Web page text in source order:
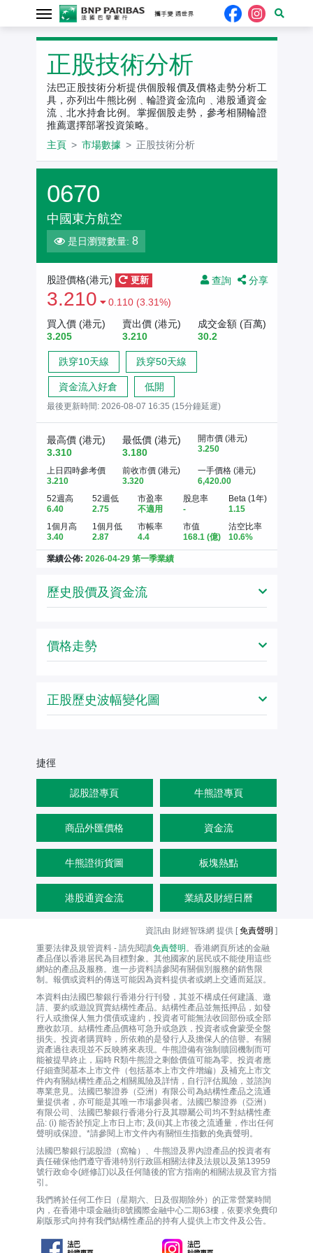
正股技術分析
法巴正股技術分析提供個股報價及價格走勢分析工
具，亦列出牛熊比例﹑輪證資金流向﹑港股通資金
流﹑北水持倉比例。掌握個股走勢，參考相關輪證
推薦選擇部署投資策略。
主頁
市場數據 正股技術分析
0670
中國東方航空
是日瀏覽數量: 8
查詢 分享
股證價格(港元) 更新
3.210
0.110 (3.31%)
買入價 (港元)
3.205
賣出價 (港元)
3.210
成交金額 (百萬)
30.2
跌穿10天線 跌穿50天線
資金流入好倉 低開
最後更新時間: 2026-08-07 16:35 (15分鐘延遲)
最高價 (港元)
3.310
最低價 (港元)
3.180
開市價 (港元)
3.250
上日四時參考價
3.210
前收市價 (港元)
3.320
一手價格 (港元)
6,420.00
52週高
6.40
52週低
2.75
市盈率
不適用
股息率
-
Beta (1年)
1.15
1個月高
3.40
1個月低
2.87
市帳率
4.4
市值
168.1 (億)
沽空比率
10.6%
業績公佈: 2026-04-29 第一季業績
歷史股價及資金流
價格走勢
正股歷史波幅變化圖
捷徑
認股證專頁 牛熊證專頁
商品外匯價格 資金流
牛熊證街貨圖 板塊熱點
港股通資金流 業績及財經日曆
資訊由 財經智珠網 提供 [免責聲明 ]
重要法律及規管資料 - 請先閱讀免責聲明 。香港網頁所述的金融
產品僅以香港居民為目標對象。其他國家的居民或不能使用這些
網站的產品及服務。進一步資料請參閱有關個別服務的銷售限
制。報價或資料的傳送可能因為資料提供者或網上交通而延誤。
本資料由法國巴黎銀行香港分行刊發，其並不構成任何建議、邀
請、要約或遊說買賣結構性產品。結構性產品並無抵押品，如發
行人或擔保人無力償債或違約，投資者可能無法收回部份或全部
應收款項。結構性產品價格可急升或急跌，投資者或會蒙受全盤
損失。投資者購買時，所依賴的是發行人及擔保人的信譽。有關
資產過往表現並不反映將來表現。牛熊證備有強制贖回機制而可
能被提早終止，屆時 R類牛熊證之剩餘價值可能為零。投資者應
仔細查閱基本上市文件（包括基本上市文件增編）及補充上市文
件內有關結構性產品之相關風險及詳情，自行評估風險，並諮詢
專業意見。法國巴黎證券（亞洲）有限公司為結構性產品之流通
量提供者，亦可能是其唯一巿場參與者。法國巴黎證券（亞洲）
有限公司、法國巴黎銀行香港分行及其聯屬公司均不對結構性產
品: (i) 能否於預定上市日上市; 及(ii)其上市後之流通量，作出任何
聲明或保證。*請參閱上市文件內有關恒生指數的免責聲明。
法國巴黎銀行認股證（窩輪）、牛熊證及界內證產品的投資者有
責任確保他們遵守香港特別行政區相關法律及法規以及第13959
號行政命令(經修訂)以及任何隨後的官方指南的相關法規及官方指
引。
我們將於任何工作日（星期六、日及假期除外）的正常營業時間
內，在香港中環金融街8號國際金融中心二期63樓，依要求免費印
刷版形式向持有我們結構性產品的持有人提供上市文件及公告。